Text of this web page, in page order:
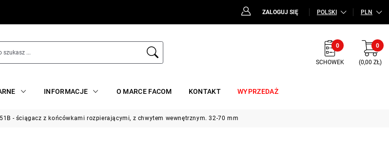
ZALOGUJ SIĘ POLSKI PLN
0
SCHOWEK
0
(0,00 ZŁ)
INFORMACJE O MARCE FACOM KONTAKT WYPRZEDAŻ
- ściągacz z końcówkami rozpierającymi, z chwytem wewnętrznym. 32-70 mm